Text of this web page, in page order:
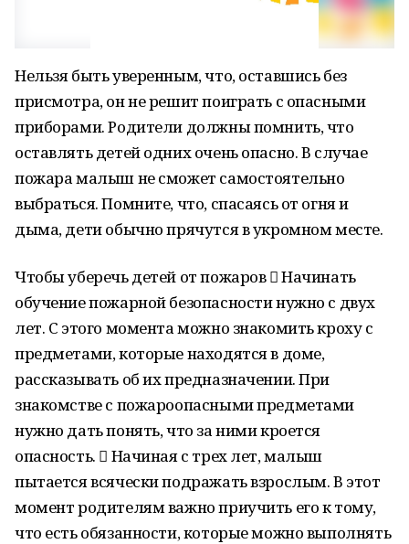
Нельзя быть уверенным, что, оставшись без
присмотра, он не решит поиграть с опасными
приборами. Родители должны помнить, что
оставлять детей одних очень опасно. В случае
пожара малыш не сможет самостоятельно
выбраться. Помните, что, спасаясь от огня и
дыма, дети обычно прячутся в укромном месте.
Чтобы уберечь детей от пожаров  Начинать
обучение пожарной безопасности нужно с двух
лет. С этого момента можно знакомить кроху с
предметами, которые находятся в доме,
рассказывать об их предназначении. При
знакомстве с пожароопасными предметами
нужно дать понять, что за ними кроется
опасность.  Начиная с трех лет, малыш
пытается всячески подражать взрослым. В этот
момент родителям важно приучить его к тому,
что есть обязанности, которые можно выполнять